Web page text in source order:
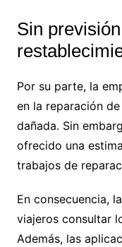
Sin
Por su parte, la
en la reparación
dañada. Sin
ofrecido una
trabajos de
En consecuencia,
viajeros consultar
Además, las